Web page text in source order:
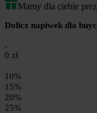
Mamy dla ciebie
Dolicz napiwek dla
0 zł
10%
15%
20%
25%